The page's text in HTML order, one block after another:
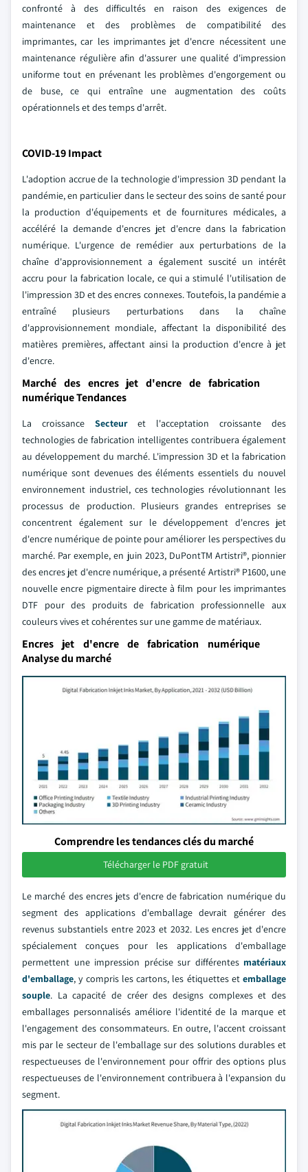
confronté à des difficultés en raison des exigences de
maintenance et des problèmes de compatibilité des
imprimantes, car les imprimantes jet d'encre nécessitent une
maintenance régulière afin d'assurer une qualité d'impression
uniforme tout en prévenant les problèmes d'engorgement ou
de buse, ce qui entraîne une augmentation des coûts
opérationnels et des temps d'arrêt.
COVID-19 Impact
L'adoption accrue de la technologie d'impression 3D pendant la
pandémie, en particulier dans le secteur des soins de santé pour
la production d'équipements et de fournitures médicales, a
accéléré la demande d'encres jet d'encre dans la fabrication
numérique. L'urgence de remédier aux perturbations de la
chaîne d'approvisionnement a également suscité un intérêt
accru pour la fabrication locale, ce qui a stimulé l'utilisation de
l'impression 3D et des encres connexes. Toutefois, la pandémie a
entraîné plusieurs perturbations dans la chaîne
d'approvisionnement mondiale, affectant la disponibilité des
matières premières, affectant ainsi la production d'encre à jet
d'encre.
Marché des encres jet d'encre de fabrication
numérique Tendances
La croissance Secteur et l'acceptation croissante des
technologies de fabrication intelligentes contribuera également
au développement du marché. L'impression 3D et la fabrication
numérique sont devenues des éléments essentiels du nouvel
environnement industriel, ces technologies révolutionnant les
processus de production. Plusieurs grandes entreprises se
concentrent également sur le développement d'encres jet
d'encre numérique de pointe pour améliorer les perspectives du
marché. Par exemple, en juin 2023, DuPontTM Artistri®, pionnier
des encres jet d'encre numérique, a présenté Artistri® P1600, une
nouvelle encre pigmentaire directe à film pour les imprimantes
DTF pour des produits de fabrication professionnelle aux
couleurs vives et cohérentes sur une gamme de matériaux.
Encres jet d'encre de fabrication numérique
Analyse du marché
Comprendre les tendances clés du marché
Télécharger le PDF gratuit
Le marché des encres jets d'encre de fabrication numérique du
segment des applications d'emballage devrait générer des
revenus substantiels entre 2023 et 2032. Les encres jet d'encre
spécialement conçues pour les applications d'emballage
permettent une impression précise sur différentes matériaux
d'emballage, y compris les cartons, les étiquettes et emballage
souple. La capacité de créer des designs complexes et des
emballages personnalisés améliore l'identité de la marque et
l'engagement des consommateurs. En outre, l'accent croissant
mis par le secteur de l'emballage sur des solutions durables et
respectueuses de l'environnement pour offrir des options plus
respectueuses de l'environnement contribuera à l'expansion du
segment.